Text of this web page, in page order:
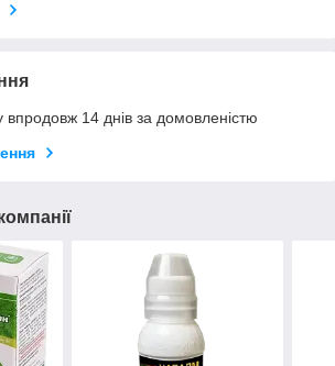
14 днів за домовленістю